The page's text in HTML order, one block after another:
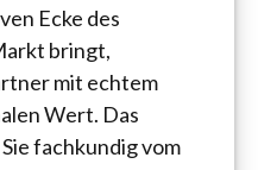
Ecke des
bringt,
mit echtem
Wert. Das
fachkundig vom